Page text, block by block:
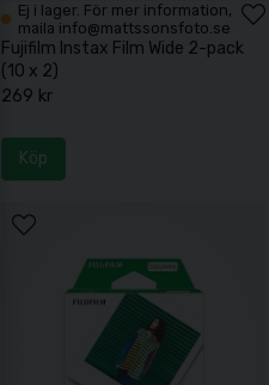
Ej i lager. För mer information,
maila info@mattssonsfoto.se
Fujifilm Instax Film Wide 2-pack
(10 x 2)
269 kr
Köp